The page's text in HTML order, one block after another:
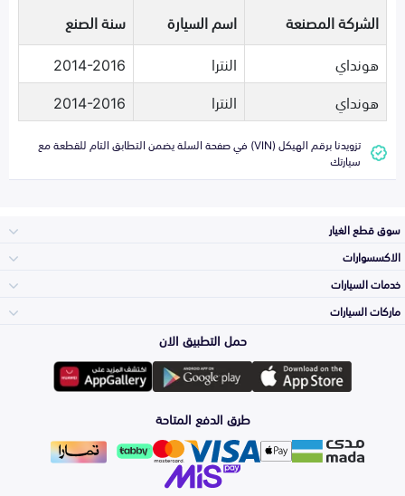
الشركة المصنعة اسم السيارة
سنة الصنع
هونداي
النترا
2014-2016
هونداي
النترا 2014-2016
تزويدنا برقم الهيكل (VIN) في صفحة السلة يضمن التطابق التام للقطعة مع
سيارتك
سوق قطع الغيار
المكائن، القيرات
وملحقاتها
الشمعات
والاصطبات (الاضاءة)
الاكسسوارات
لوازم الرحلات
اكسسوارات العناية
خدمات السيارات
الأكثر مبيعاً
التلميع والعناية
ماركات السيارات
تويوتا
هيونداي
حمل التطبيق الان
طرق الدفع المتاحة